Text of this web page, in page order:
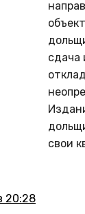
сдача
свои
20:28